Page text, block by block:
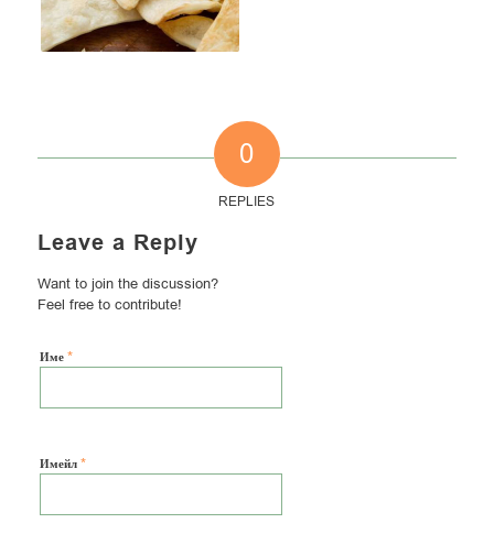
0
REPLIES
Leave a Reply
Want to join the discussion?
Feel free to contribute!
Име *
Имейл *